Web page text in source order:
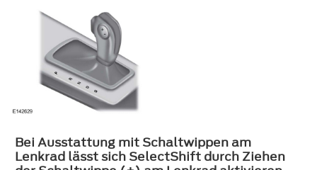
Bei Ausstattung mit Schaltwippen am
Lenkrad lässt sich SelectShift durch Ziehen